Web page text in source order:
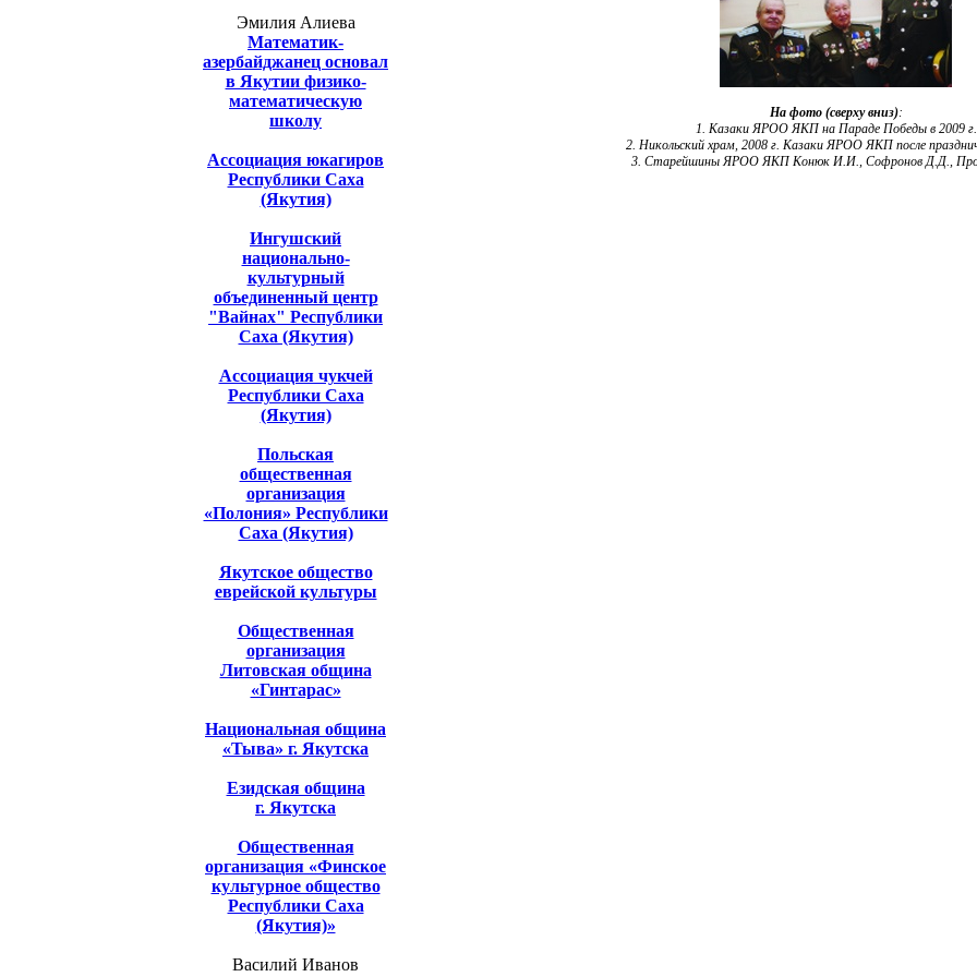
Эмилия Алиева
Математик-
азербайджанец основал
в Якутии физико-
математическую
школу
Ассоциация юкагиров
Республики Саха
(Якутия)
Ингушский
национально-
культурный
объединенный центр
"Вайнах" Республики
Саха (Якутия)
Ассоциация чукчей
Республики Саха
(Якутия)
Польская
общественная
организация
«Полония» Республики
Саха (Якутия)
Якутское общество
еврейской культуры
Общественная
организация
Литовская община
«Гинтарас»
Национальная община
«Тыва» г. Якутска
Езидская община
г. Якутска
Общественная
организация «Финское
культурное общество
Республики Саха
(Якутия)»
Василий Иванов
На фото (сверху вниз):
1. Казаки ЯРОО ЯКП на Параде Победы в 2009 г.
2. Никольский храм, 2008 г. Казаки ЯРОО ЯКП после
3. Старейшины ЯРОО ЯКП Конюк И.И., Софронов Д.Д.,